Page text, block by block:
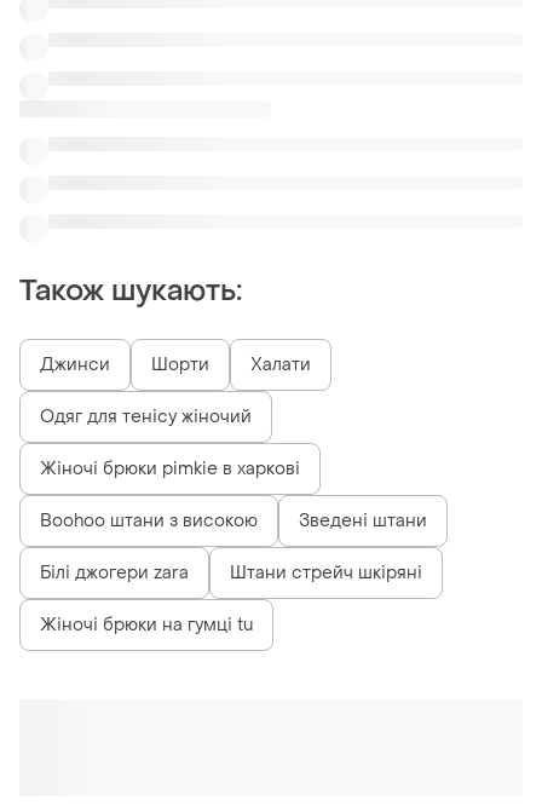
Також шукають:
Джинси Шорти Халати
Одяг для тенісу жіночий
Жіночі брюки pimkie в харкові
Boohoo штани з високою Зведені штани
Білі джогери zara Штани стрейч шкіряні
Жіночі брюки на гумці tu